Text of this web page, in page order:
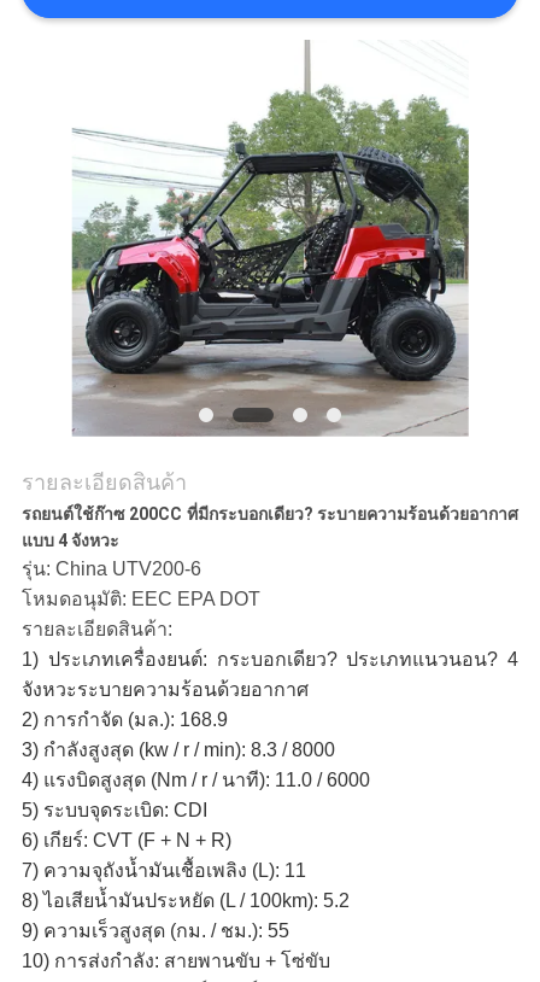
นโยบาย
ความ
รายละเอียดสินค้า
รถยนต์ใช้ก๊าซ 200CC ที่มีกระบอกเดียว? ระบายความร้อนด้วยอากาศ
แบบ 4 จังหวะ
รุ่น: China UTV200-6
โหมดอนุมัติ: EEC EPA DOT
รายละเอียดสินค้า:
1) ประเภทเครื่องยนต์: กระบอกเดียว? ประเภทแนวนอน? 4
จังหวะระบายความร้อนด้วยอากาศ
2) การกำจัด (มล.): 168.9
3) กำลังสูงสุด (kw / r / min): 8.3 / 8000
4) แรงบิดสูงสุด (Nm / r / นาที): 11.0 / 6000
5) ระบบจุดระเบิด: CDI
6) เกียร์: CVT (F + N + R)
7) ความจุถังน้ำมันเชื้อเพลิง (L): 11
8) ไอเสียน้ำมันประหยัด (L / 100km): 5.2
9) ความเร็วสูงสุด (กม. / ชม.): 55
10) การส่งกำลัง: สายพานขับ + โซ่ขับ